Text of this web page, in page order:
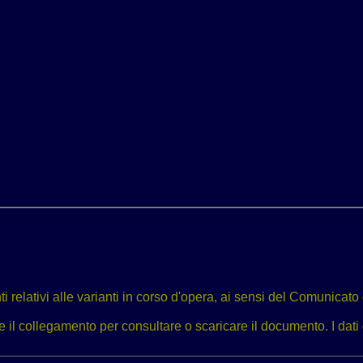
alle varianti in corso d'opera, ai sensi del
collegamento per consultare o scaricare il documento. I